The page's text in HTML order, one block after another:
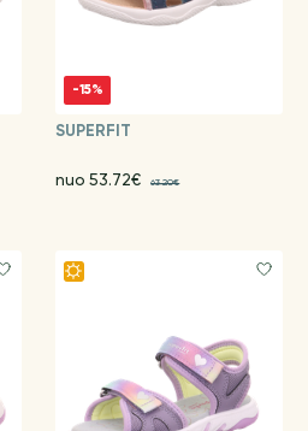
-15%
SUPERFIT
nuo 53.72€ 63.20€